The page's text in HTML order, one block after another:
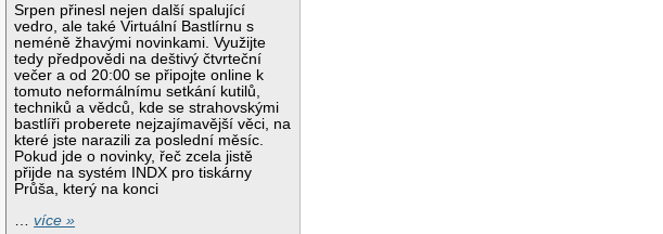
Srpen přinesl nejen další spalující
vedro, ale také Virtuální Bastlírnu s
neméně žhavými novinkami. Využijte
tedy předpovědi na deštivý čtvrteční
večer a od 20:00 se připojte online k
tomuto neformálnímu setkání kutilů,
techniků a vědců, kde se strahovskými
bastlíři proberete nejzajímavější věci, na
které jste narazili za poslední měsíc.
Pokud jde o novinky, řeč zcela jistě
přijde na systém INDX pro tiskárny
Průša, který na konci
…více »